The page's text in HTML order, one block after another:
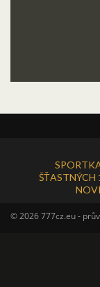
ŠŤASTNÝCH
© 2026 777cz.eu -